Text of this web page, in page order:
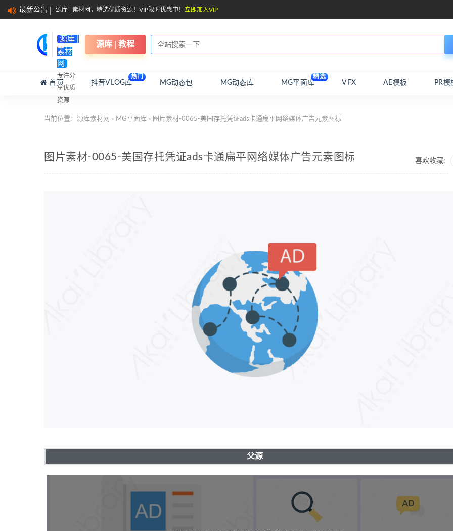
最新公告 源库 | 素材网，精选优质资源！VIP限时优惠中！ 立即加入VIP
源库 |
素材
网
专注分
享优质
资源
源库 | 教程
首页 抖音VLOG库
热门
MG动态包 MG动态库 MG平面库
精选
VFX AE模板 PR模
当前位置： 源库素材网 > MG平面库 > 图片素材-0065-美国存托凭证ads卡通扁平网络媒体广告元素图标
喜欢收藏:
图片素材-0065-美国存托凭证ads卡通扁平网络媒体广告元素图标
父源